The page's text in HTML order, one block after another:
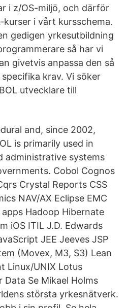
i z/OS-miljö, och därför
kurser i vårt kursschema.
gedigen yrkesutbildning
så har vi
givetvis anpassa den så
krav. Vi söker
utvecklare till
and, since 2002,
is primarily used in
administrative systems
Cobol Cognos
Crystal Reports CSS
NAV/AX Eclipse EMC
apps Hadoop Hibernate
iOS ITIL J.D. Edwards
JEE Jeeves JSP
(Movex, M3, S3) Lean
Linux/UNIX Lotus
Se Mikael Holms
största yrkesnätverk.